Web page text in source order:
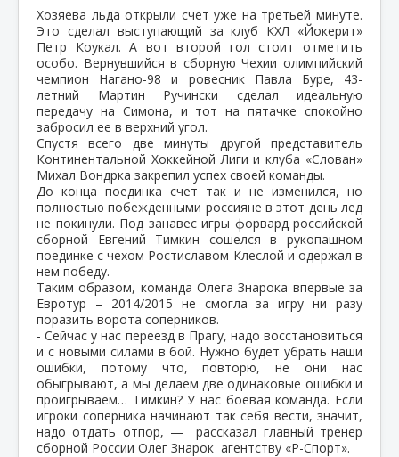
Хозяева льда открыли счет уже на третьей минуте.
Это сделал выступающий за клуб КХЛ «Йокерит»
Петр Коукал. А вот второй гол стоит отметить
особо. Вернувшийся в сборную Чехии олимпийский
чемпион Нагано-98 и ровесник Павла Буре, 43-
летний Мартин Ручински сделал идеальную
передачу на Симона, и тот на пятачке спокойно
забросил ее в верхний угол.
Спустя всего две минуты другой представитель
Континентальной Хоккейной Лиги и клуба «Слован»
Михал Вондрка закрепил успех своей команды.
До конца поединка счет так и не изменился, но
полностью побежденными россияне в этот день лед
не покинули. Под занавес игры форвард российской
сборной Евгений Тимкин сошелся в рукопашном
поединке с чехом Ростиславом Клеслой и одержал в
нем победу.
Таким образом, команда Олега Знарока впервые за
Евротур – 2014/2015 не смогла за игру ни разу
поразить ворота соперников.
- Сейчас у нас переезд в Прагу, надо восстановиться
и с новыми силами в бой. Нужно будет убрать наши
ошибки, потому что, повторю, не они нас
обыгрывают, а мы делаем две одинаковые ошибки и
проигрываем… Тимкин? У нас боевая команда. Если
игроки соперника начинают так себя вести, значит,
надо отдать отпор, — рассказал главный тренер
сборной России Олег Знарок агентству «Р-Спорт».